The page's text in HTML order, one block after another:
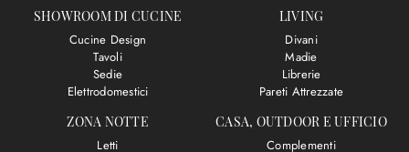
SHOWROOM DI CUCINE
Cucine Design
Tavoli
Sedie
Elettrodomestici
LIVING
Divani
Madie
Librerie
Pareti Attrezzate
ZONA NOTTE
Letti
CASA, OUTDOOR E UFFICIO
Complementi